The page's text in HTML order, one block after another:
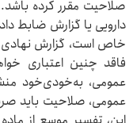
صلاحیت مقرر کرده
دارویی یا گزارش ضابط
خاص است، گزارش نهادی
فاقد چنین اعتباری
عمومی، به‌خودی‌خود
عمومی، صلاحیت باید